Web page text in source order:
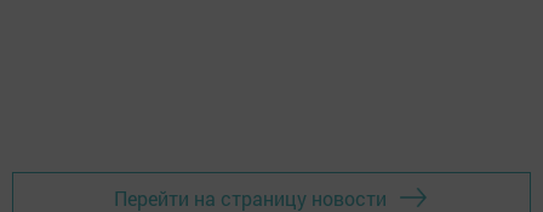
Перейти на страницу новости